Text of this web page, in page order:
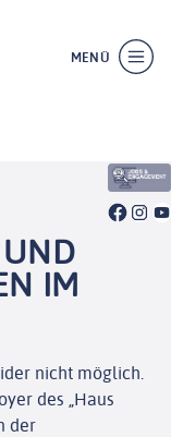
MENÜ
UND
IM
nicht möglich.
des „Haus
der